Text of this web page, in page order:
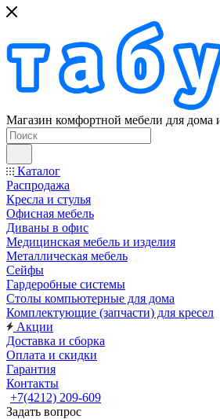
Магазин комфортной мебели для дома
Каталог
Распродажа
Кресла и стулья
Офисная мебель
Диваны в офис
Медицинская мебель и изделия
Металлическая мебель
Сейфы
Гардеробные системы
Столы компьютерные для дома
Комплектующие (запчасти) для кресел
Акции
Доставка и сборка
Оплата и скидки
Гарантия
Контакты
+7(4212) 209-609
Задать вопрос